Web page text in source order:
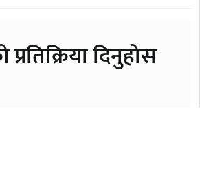
दिनुहोस